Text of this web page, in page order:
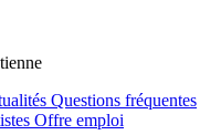
Questions fréquentes
Offre emploi